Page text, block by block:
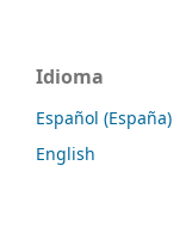
Idioma
Español (España)
English